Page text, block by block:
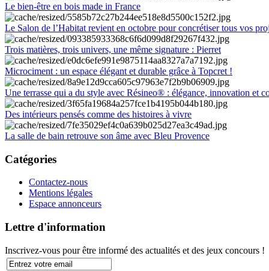
Le bien-être en bois made in France
Le Salon de l’Habitat revient en octobre pour concrétiser tous vos
Trois matières, trois univers, une même signature : Pierret
Microciment : un espace élégant et durable grâce à Topcret !
Une terrasse qui a du style avec Résineo® : élégance, innovation et
Des intérieurs pensés comme des histoires à vivre
La salle de bain retrouve son âme avec Bleu Provence
Catégories
Contactez-nous
Mentions légales
Espace annonceurs
Lettre d'information
Inscrivez-vous pour être informé des actualités et des jeux concours !